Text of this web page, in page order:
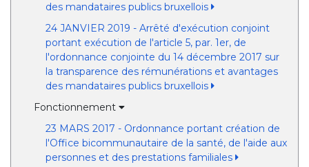
des mandataires publics bruxellois
24 JANVIER 2019 - Arrêté d'exécution conjoint
portant exécution de l'article 5, par. 1er, de
l'ordonnance conjointe du 14 décembre 2017 sur
la transparence des rémunérations et avantages
des mandataires publics bruxellois
Fonctionnement
23 MARS 2017 - Ordonnance portant création de
l'Office bicommunautaire de la santé, de l'aide aux
personnes et des prestations familiales